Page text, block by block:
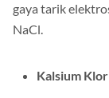
gaya tarik
NaCl.
Kalsium